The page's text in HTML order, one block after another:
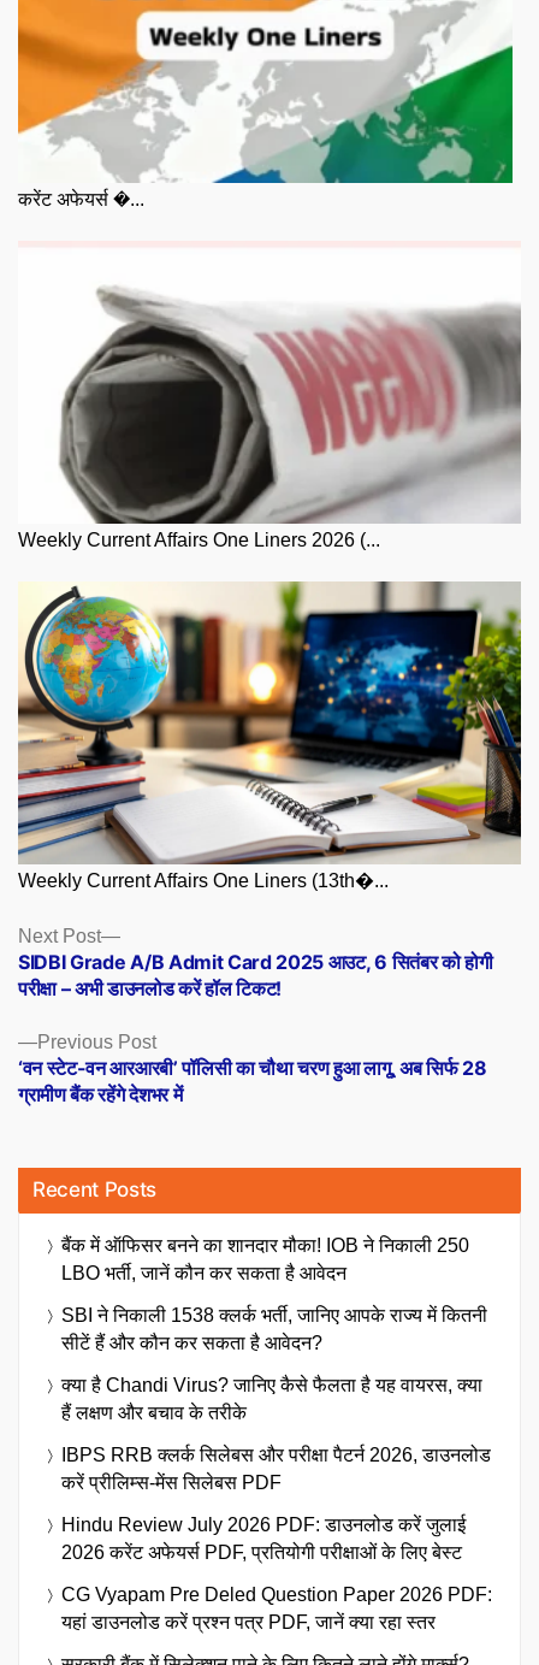
करेंट अफेयर्स �...
Weekly Current Affairs One Liners 2026 (...
Weekly Current Affairs One Liners (13th�...
Posts
navigation
Previous PostPrevious
post:
‘वन स्टेट-वन आरआरबी’ पॉलिसी का चौथा चरण हुआ लागू, अब सिर्फ 28
ग्रामीण बैंक रहेंगे देशभर में
Next Post
Next
post:
SIDBI Grade A/B Admit Card 2025 आउट, 6 सितंबर को होगी
परीक्षा – अभी डाउनलोड करें हॉल टिकट!
Recent Posts
बैंक में ऑफिसर बनने का शानदार मौका! IOB ने निकाली 250
LBO भर्ती, जानें कौन कर सकता है आवेदन
SBI ने निकाली 1538 क्लर्क भर्ती, जानिए आपके राज्य में कितनी
सीटें हैं और कौन कर सकता है आवेदन?
क्या है Chandi Virus? जानिए कैसे फैलता है यह वायरस, क्या
हैं लक्षण और बचाव के तरीके
IBPS RRB क्लर्क सिलेबस और परीक्षा पैटर्न 2026, डाउनलोड
करें प्रीलिम्स-मेंस सिलेबस PDF
Hindu Review July 2026 PDF: डाउनलोड करें जुलाई
2026 करेंट अफेयर्स PDF, प्रतियोगी परीक्षाओं के लिए बेस्ट
CG Vyapam Pre Deled Question Paper 2026 PDF:
यहां डाउनलोड करें प्रश्न पत्र PDF, जानें क्या रहा स्तर